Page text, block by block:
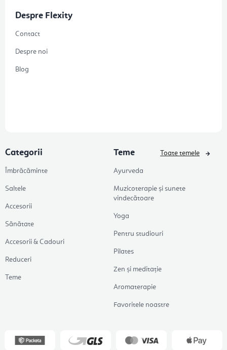
Despre Flexity
Contact
Despre noi
Blog
Categorii
Îmbrăcăminte
Saltele
Accesorii
Sănătate
Accesorii & Cadouri
Reduceri
Teme
Teme
Ayurveda
Muzicoterapie și sunete
vindecătoare
Yoga
Pentru studiouri
Pilates
Zen și meditație
Aromaterapie
Favoritele noastre
Toate temele